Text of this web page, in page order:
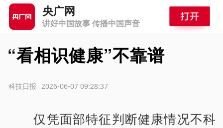
央广网
讲好中国故事 传播中国声音
“看相识健康”不靠谱
2026-06-07 09:28:37
科技日报
仅凭面部特征判断健康情况不科